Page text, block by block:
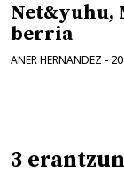
Net&yuhu,
berria
ANER HERNANDEZ -
3